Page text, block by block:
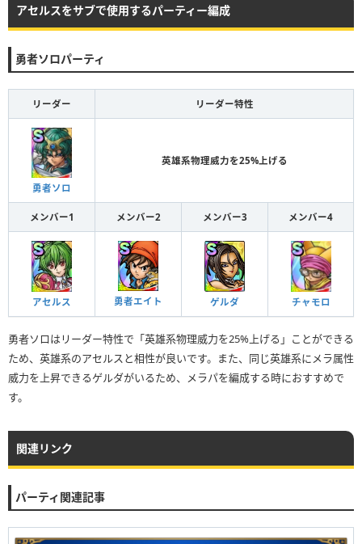
アセルスをサブで使用するパーティー編成
勇者ソロパーティ
リーダー リーダー特性
勇者ソロ
英雄系物理威力を25%上げる
メンバー1 メンバー2 メンバー3 メンバー4
アセルス 勇者エイト ゲルダ チャモロ
勇者ソロはリーダー特性で「英雄系物理威力を25%上げる」ことができる
ため、英雄系のアセルスと相性が良いです。また、同じ英雄系にメラ属性
威力を上昇できるゲルダがいるため、メラパを編成する時におすすめで
す。
関連リンク
パーティ関連記事